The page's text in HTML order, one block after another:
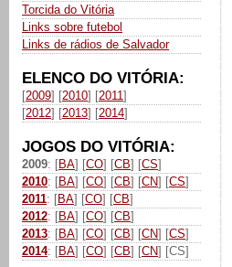
Torcida do Vitória
Links sobre futebol
Links de rádios de Salvador
ELENCO DO VITÓRIA:
[2009] [2010] [2011]
[2012] [2013] [2014]
JOGOS DO VITÓRIA:
2009: [BA] [CO] [CB] [CS]
2010: [BA] [CO] [CB] [CN] [CS]
2011: [BA] [CO] [CB]
2012: [BA] [CO] [CB]
2013: [BA] [CO] [CB] [CN] [CS]
2014: [BA] [CO] [CB] [CN] [CS]